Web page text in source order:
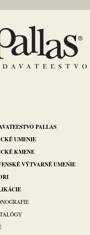
PALLAS
UMENIE
KMENE
VÝTVARNÉ UMENIE